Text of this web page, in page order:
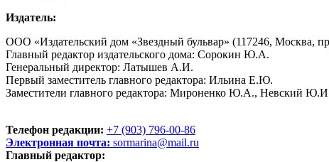
Издатель:
ООО «Издательский дом «Звездный бульвар» (117246, Москва,
Главный редактор издательского дома: Сорокин Ю.А.
Генеральный директор: Латышев А.И.
Первый заместитель главного редактора: Ильина Е.Ю.
Заместители главного редактора: Мироненко Ю.А., Невский
Телефон редакции: +7 (903) 796-00-86
Электронная почта: sormarina@mail.ru
Главный редактор: